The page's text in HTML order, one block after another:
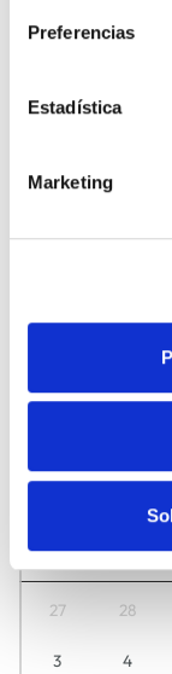
información
recopilado a
preferencias.
Preferencias
Estadística
Marketing
Agosto
Descubre aquí
L M
27 28
3 4